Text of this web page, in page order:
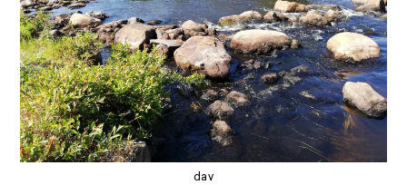
dav